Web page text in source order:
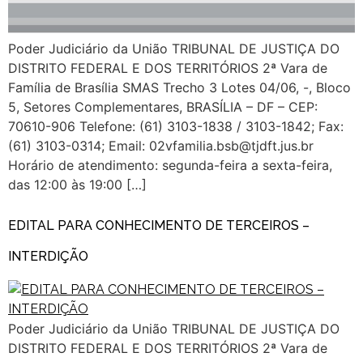
Poder Judiciário da União TRIBUNAL DE JUSTIÇA DO
DISTRITO FEDERAL E DOS TERRITÓRIOS 2ª Vara de
Família de Brasília SMAS Trecho 3 Lotes 04/06, -, Bloco
5, Setores Complementares, BRASÍLIA – DF – CEP:
70610-906 Telefone: (61) 3103-1838 / 3103-1842; Fax:
(61) 3103-0314; Email: 02vfamilia.bsb@tjdft.jus.br
Horário de atendimento: segunda-feira a sexta-feira,
das 12:00 às 19:00 […]
EDITAL PARA CONHECIMENTO DE TERCEIROS –
INTERDIÇÃO
Poder Judiciário da União TRIBUNAL DE JUSTIÇA DO
DISTRITO FEDERAL E DOS TERRITÓRIOS 2ª Vara de